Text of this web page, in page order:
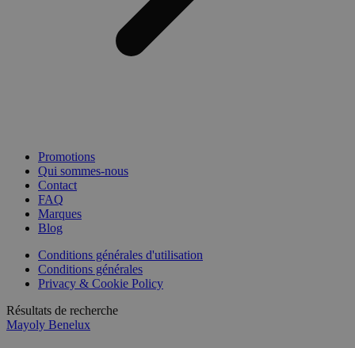
Promotions
Qui sommes-nous
Contact
FAQ
Marques
Blog
Conditions générales d'utilisation
Conditions générales
Privacy & Cookie Policy
Résultats de recherche
Mayoly Benelux